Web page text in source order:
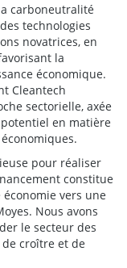
carboneutralité
technologies
novatrices, en
la
économique.
Cleantech
sectorielle, axée
en matière
pour réaliser
constitue
vers une
Nous avons
le secteur des
croître et de